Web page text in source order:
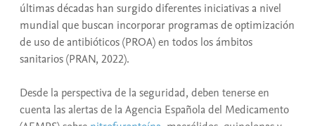
últimas décadas han surgido diferentes iniciativas a nivel
mundial que buscan incorporar programas de optimización
de uso de antibióticos (PROA) en todos los ámbitos
sanitarios (PRAN, 2022).
Desde la perspectiva de la seguridad, deben tenerse en
cuenta las alertas de la Agencia Española del Medicamento